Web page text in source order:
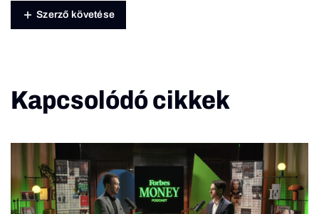
Szerző követése
Kapcsolódó cikkek